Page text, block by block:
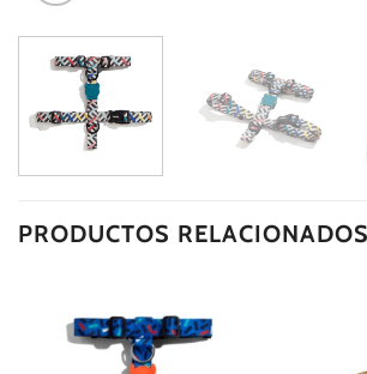
PRODUCTOS RELACIONADOS